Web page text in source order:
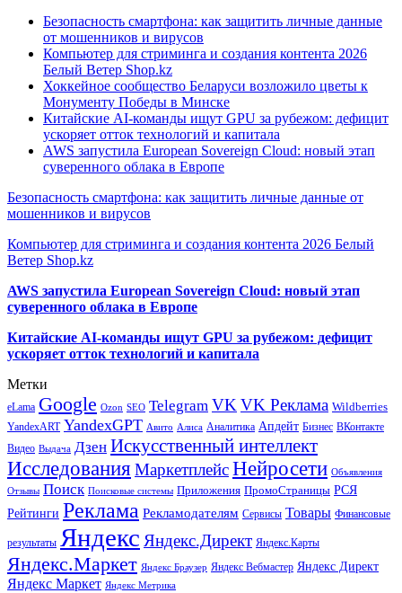
Безопасность смартфона: как защитить личные данные
от мошенников и вирусов
Компьютер для стриминга и создания контента 2026
Белый Ветер Shop.kz
Хоккейное сообщество Беларуси возложило цветы к
Монументу Победы в Минске
Китайские AI-команды ищут GPU за рубежом: дефицит
ускоряет отток технологий и капитала
AWS запустила European Sovereign Cloud: новый этап
суверенного облака в Европе
Безопасность смартфона: как защитить личные данные от
мошенников и вирусов
Компьютер для стриминга и создания контента 2026 Белый
Ветер Shop.kz
AWS запустила European Sovereign Cloud: новый этап
суверенного облака в Европе
Китайские AI-команды ищут GPU за рубежом: дефицит
ускоряет отток технологий и капитала
Метки
eLama Google Ozon SEO Telegram VKVK Реклама Wildberries
YandexART YandexGPT Авито Алиса Аналитика Апдейт Бизнес ВКонтакте
Видео Выдача Дзен Искусственный интеллект
Исследования МаркетплейсНейросети Объявления
Отзывы Поиск Поисковые системы Приложения ПромоСтраницы РСЯ
Рейтинги Реклама Рекламодателям Сервисы Товары Финансовые
результаты Яндекс Яндекс.Директ Яндекс.Карты
Яндекс.Маркет Яндекс Браузер Яндекс Вебмастер Яндекс Директ
Яндекс Маркет Яндекс Метрика